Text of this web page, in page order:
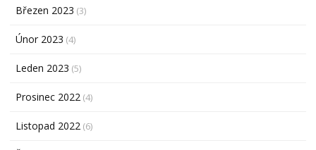
Březen 2023 (3)
Únor 2023 (4)
Leden 2023 (5)
Prosinec 2022 (4)
Listopad 2022 (6)